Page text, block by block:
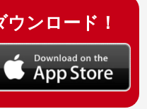
ンロード！